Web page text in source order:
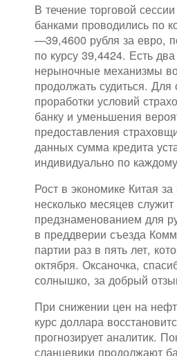
В течение торговой
банками проводились по
—39,4600 рубля за евро,
по курсу 39,4424. Есть
нерыночные механизмы
продолжать судиться. Для
проработки условий
банку и уменьшения
предоставления
данных сумма кредита
индивидуально по
Рост в экономике Китая
несколько месяцев
предзнаменованием для
в преддверии съезда
партии раз в пять лет,
октября. Оксаночка,
солнышко, за добрый
При снижении цен на
курс доллара
прогнозирует аналитик.
сланцевики продолжают